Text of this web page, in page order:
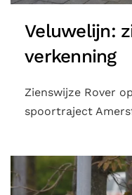
Veluwelijn:
verkenning
Zienswijze Rover
spoortraject